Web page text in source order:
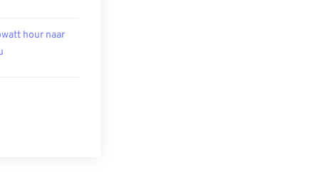
hour naar